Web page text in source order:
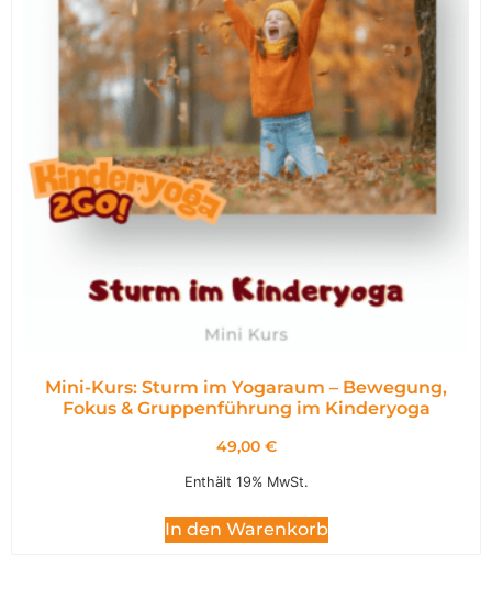
Mini-Kurs: Sturm im Yogaraum – Bewegung,
Fokus & Gruppenführung im Kinderyoga
49,00 €
Enthält 19% MwSt.
In den Warenkorb